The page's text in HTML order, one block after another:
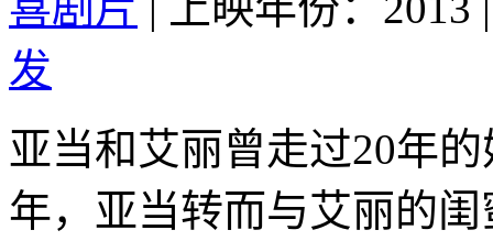
发
亚当和艾丽曾走过20年
年，亚当转而与艾丽的